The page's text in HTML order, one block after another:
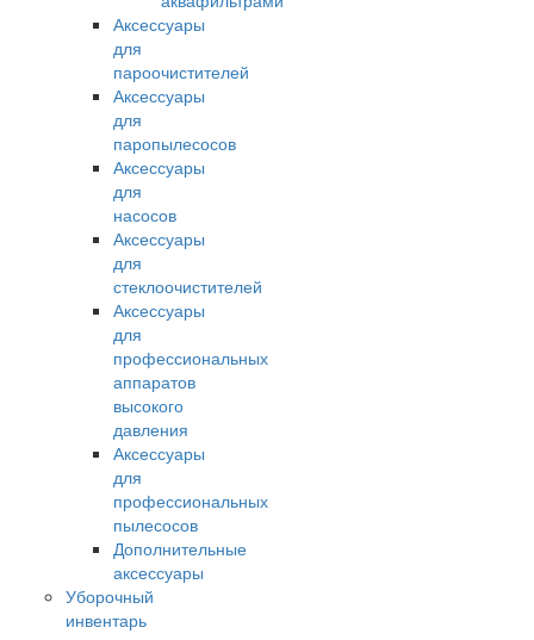
Аксессуары
для
пароочистителей
Аксессуары
для
паропылесосов
Аксессуары
для
насосов
Аксессуары
для
стеклоочистителей
Аксессуары
для
профессиональных
аппаратов
высокого
давления
Аксессуары
для
профессиональных
пылесосов
Дополнительные
аксессуары
Уборочный
инвентарь